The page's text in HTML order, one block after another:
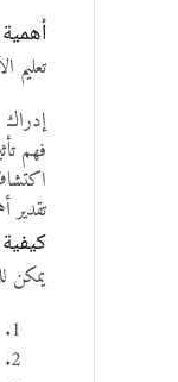
تعليم
إدراك
فهم
تقدير
يمكن